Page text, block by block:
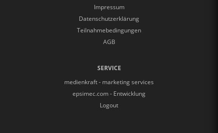
Impressum
Datenschutzerklärung
Teilnahmebedingungen
AGB
SERVICE
medienkraft - marketing services
epsimec.com - Entwicklung
Logout